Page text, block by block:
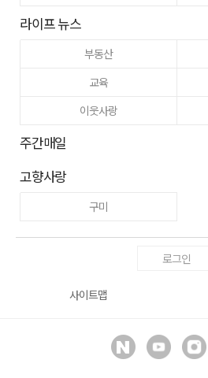
라이프 뉴스
부동산
교육
이웃사랑
주간매일
고향사랑
구미
로그인
사이트맵